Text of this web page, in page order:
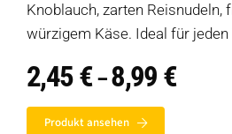
Knoblauch, zarten Reisnudeln,
würzigem Käse. Ideal für jeden
2,45€ –8,99 €2,45 €
Produkt ansehen